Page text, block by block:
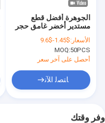
الجوهرة أفضل قطع
مستدير أخضر غامق حجر
موسانيط فضفاض
لأشرطة الزفاف للنساء
تأثيرات خاصة بصرية
اللون اللعب أو النار
الأسعار:$1.45-$9.6
MOQ:50PCS
أحصل على آخر سعر
ﺎﺘﺼﻟ ﺍﻶﻧ
وفر وقتك